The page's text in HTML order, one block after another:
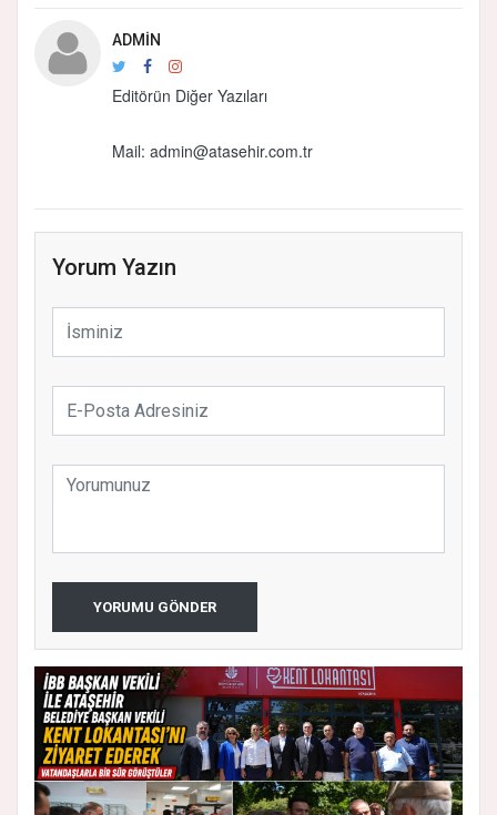
ADMIN
Editörün Diğer Yazıları
Mail: admin@atasehir.com.tr
Yorum Yazın
YORUMU GÖNDER